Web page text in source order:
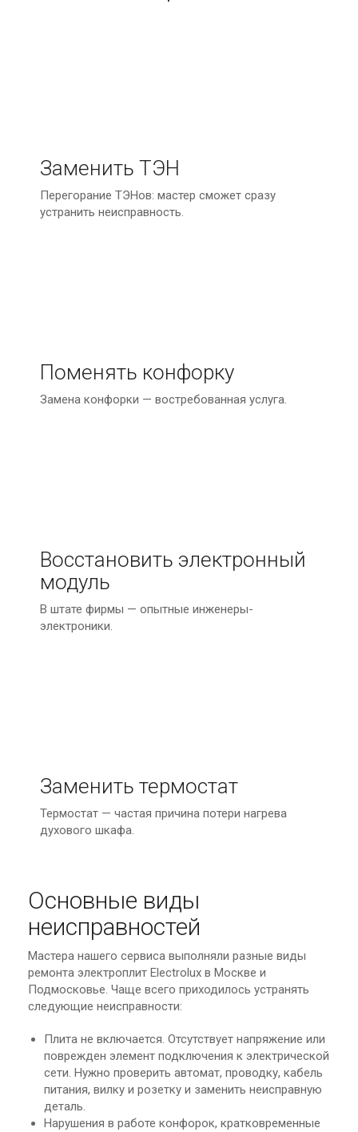
Заменить ТЭН
Перегорание ТЭНов: мастер сможет сразу
устранить неисправность.
Поменять конфорку
Замена конфорки — востребованная услуга.
Восстановить электронный
модуль
В штате фирмы — опытные инженеры-
электроники.
Заменить термостат
Термостат — частая причина потери нагрева
духового шкафа.
Основные виды
неисправностей
Мастера нашего сервиса выполняли разные виды
ремонта электроплит Electrolux в Москве и
Подмосковье. Чаще всего приходилось устранять
следующие неисправности:
Плита не включается. Отсутствует напряжение или
поврежден элемент подключения к электрической
сети. Нужно проверить автомат, проводку, кабель
питания, вилку и розетку и заменить неисправную
деталь.
Нарушения в работе конфорок, кратковременные